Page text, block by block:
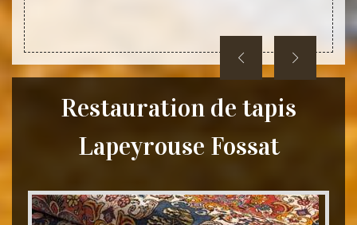
et
Restauration de tapis
Lapeyrouse Fossat